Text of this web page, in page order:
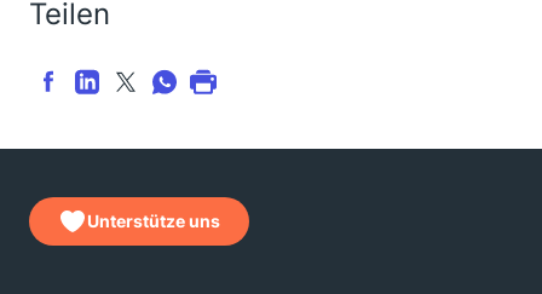
Teilen
Unterstütze uns